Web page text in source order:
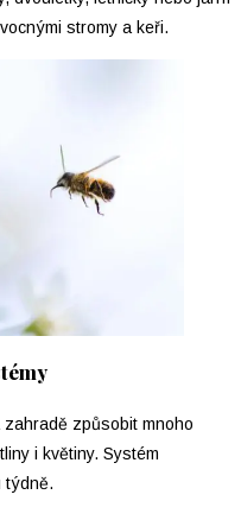
stromy a keři.
způsobit mnoho
i květiny. Systém
týdně.